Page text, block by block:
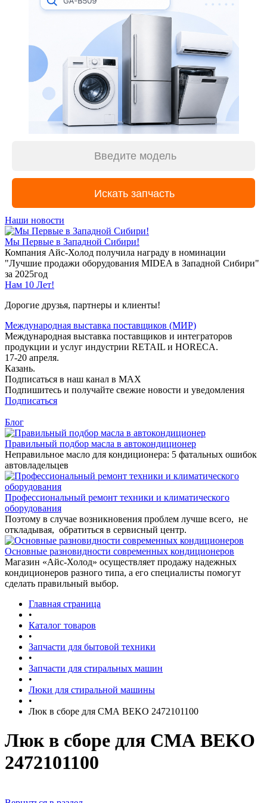
Наши новости
Мы Первые в Западной Сибири!
Компания Айс-Холод получила награду в номинации
"Лучшие продажи оборудования MIDEA в Западной Сибири"
за 2025год
Нам 10 Лет!
Дорогие друзья, партнеры и клиенты!
Международная выставка поставщиков (МИР)
Международная выставка поставщиков и интеграторов
продукции и услуг индустрии RETAIL и HORECA.
17-20 апреля.
Казань.
Подписаться в наш канал в MAX
Подпишитесь и получайте свежие новости и уведомления
Подписаться
Блог
Правильный подбор масла в автокондиционер
Неправильное масло для кондиционера: 5 фатальных ошибок
автовладельцев
Профессиональный ремонт техники и климатического
оборудования
Поэтому в случае возникновения проблем лучше всего, не
откладывая, обратиться в сервисный центр.
Основные разновидности современных кондиционеров
Магазин «Айс-Холод» осуществляет продажу надежных
кондиционеров разного типа, а его специалисты помогут
сделать правильный выбор.
Главная страница
•
Каталог товаров
•
Запчасти для бытовой техники
•
Запчасти для стиральных машин
•
Люки для стиральной машины
•
Люк в сборе для СМА BEKO 2472101100
Люк в сборе для СМА BEKO
2472101100